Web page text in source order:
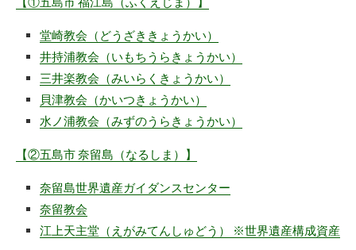
堂崎教会（どうざききょうかい）
井持浦教会（いもちうらきょうかい）
三井楽教会 （みいらくきょうかい）
貝津教会（かいつきょうかい）
水ノ浦教会（みずのうらきょうかい）
【②五島市 奈留島（なるしま）】
奈留島世界遺産ガイダンスセンター
奈留教会
江上天主堂（えがみてんしゅどう） ※世界遺産構成資産